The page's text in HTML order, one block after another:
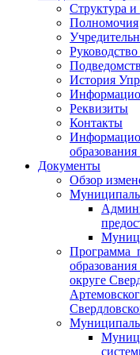
Структура и
Полномочия
История
Реквизиты
Контакты
Документы
Обзор
Программа
округе